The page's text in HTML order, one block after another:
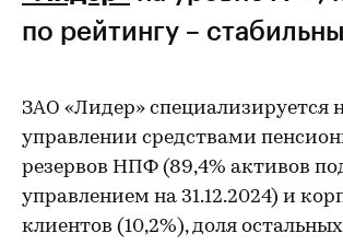
по рейтингу –
ЗАО «Лидер» специализируется
управлении средствами
резервов НПФ (89,4% активов
управлением на 31.12.2024) и
клиентов (10,2%), доля